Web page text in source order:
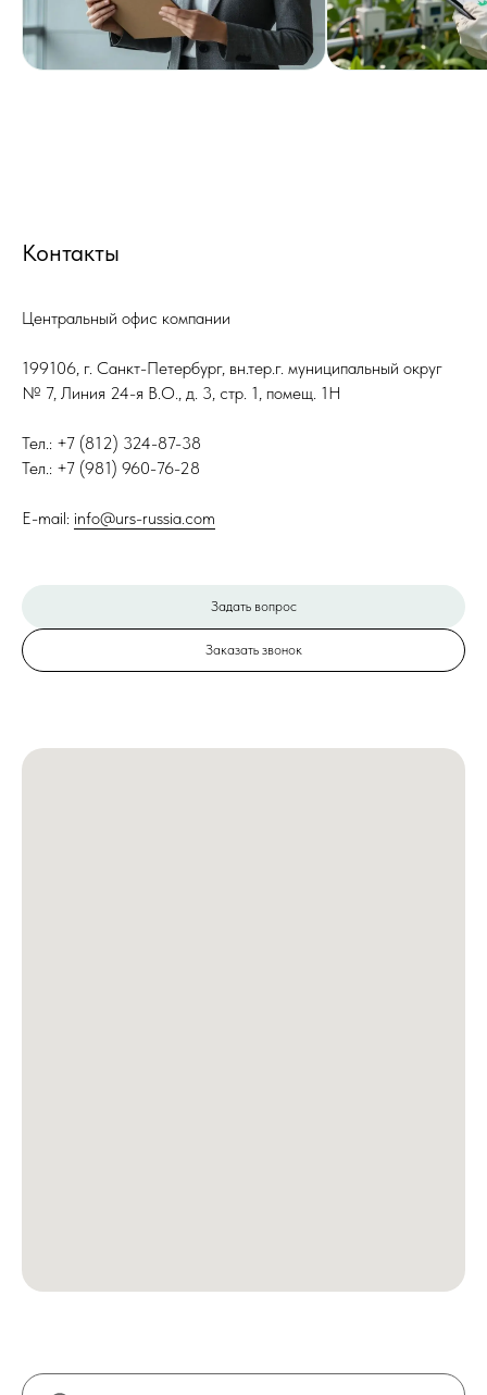
Контакты
Центральный офис компании
199106, г. Санкт-Петербург, вн.тер.г. муниципальный округ
№ 7, Линия 24-я В.О., д. 3, стр. 1, помещ. 1H
Тел.: +7 (812) 324-87-38
Тел.: +7 (981) 960-76-28
E-mail: info@urs-russia.com
Задать вопрос
Заказать звонок